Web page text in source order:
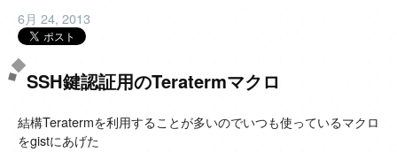
6月 24, 2013
SSH鍵認証用のTeratermマクロ
結構Teratermを利用することが多いのでいつも使っているマクロ
をgistにあげた